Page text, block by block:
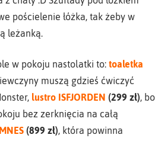
pościelenie łóżka, tak żeby w
leżanką.
w pokoju nastolatki to: toaletka
muszą gdzieś ćwiczyć
lustro ISFJORDEN (299 zł), bo
bez zerknięcia na całą
(899 zł), która powinna